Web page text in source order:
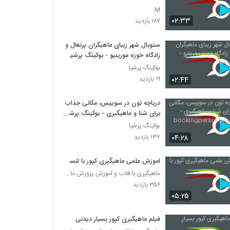
۰۲:۳۳
M
۱۸۷ بازدید
۰۲:۴۴
ستوبال شهر زیبای ماهیگران پرتغال و
زادگاه خوزه مورینیو - بوکینگ پرشیا
بوکینگ پرشیا
۱۹ بازدید
۰۴:۲۸
دریاچه تون در سوییس، مکانی جذاب
برای شنا و ماهیگیری - بوکینگ پرشیا
bookingpersia
بوکینگ پرشیا
۱۳۷ بازدید
۰۵:۲۵
اموزش علمی ماهیگیری کپور با لنسر
ماهیگیری با قلاب و اموزش پرورش ماهی
۳۵۶ بازدید
فیلم ماهیگیری کپور بسیار دیدنی